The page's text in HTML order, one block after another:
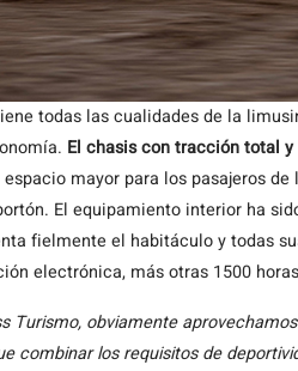
todas las cualidades de la
El chasis con tracción total
mayor para los pasajeros
El equipamiento interior ha
fielmente el habitáculo y todas
electrónica, más otras 1500
Turismo, obviamente
combinar los requisitos de